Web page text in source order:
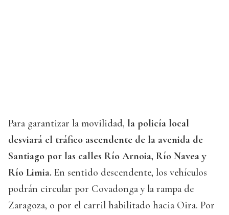
Para garantizar la movilidad, la policía local
desviará el tráfico ascendente de la avenida de
Santiago por las calles Río Arnoia, Río Navea y
Río Limia. En sentido descendente, los vehículos
podrán circular por Covadonga y la rampa de
Zaragoza, o por el carril habilitado hacia Oira. Por